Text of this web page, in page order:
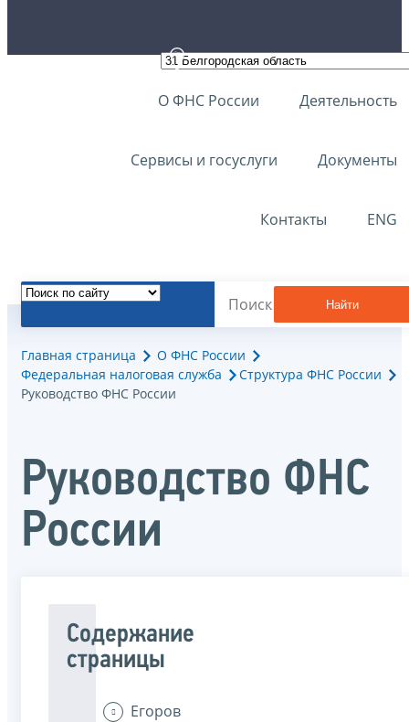
О ФНС России Деятельность
Сервисы и госуслуги Документы
Контакты ENG
Найти
Главная страница
О ФНС России
Федеральная налоговая служба
Структура ФНС России
Руководство ФНС России
Руководство ФНС
России
Содержание
страницы
Егоров